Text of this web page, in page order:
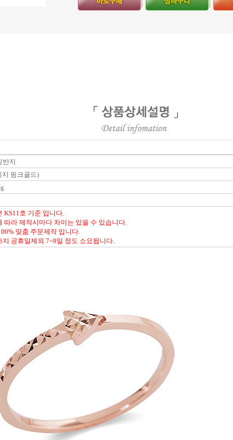
지
지 핑크골드)
KS11호 기준 입니다.
따라 제작시마다 차이는 있을 수 있습니다.
맞춤 주문제작 입니다.
공휴일제외 7~9일 정도 소요됩니다.